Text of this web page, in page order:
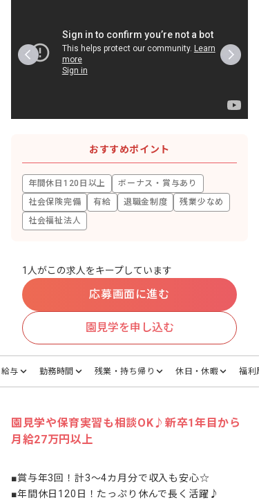
おすすめポイント
年間休日120日以上
ボーナス・賞与あり
社会保険完備
有給 退職金制度
残業少なめ
社会福祉法人
1人がこの求人をキープしています
応募画面に進む
園見学を申し込む
給与 勤務時間 残業・持ち帰り 休日・休暇 福利
園見学や保育実習も相談OK♪新卒1年目から
月給27万円以上
■賞与年3回！計3〜4カ月分で収入も安心☆
■年間休日120日！たっぷり休んで長く活躍♪